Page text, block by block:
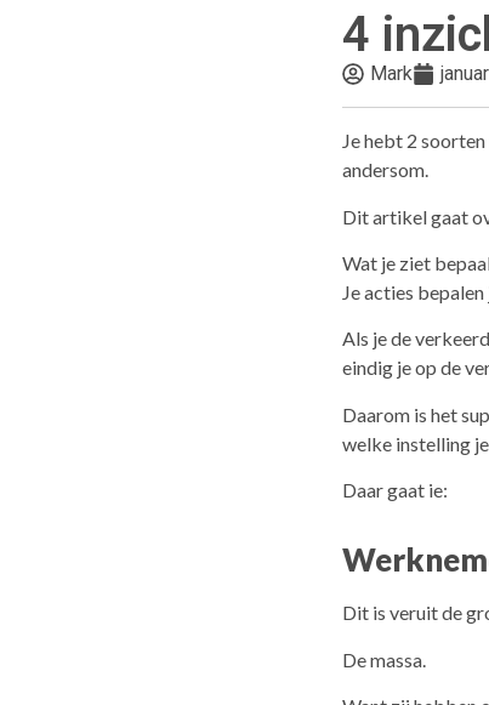
4
Mark
Je hebt 2
andersom.
Dit artikel gaat
Wat je ziet
Je acties
Als je de
eindig je op de
Daarom is het
welke instelling
Daar gaat ie:
Dit is veruit de
De massa.